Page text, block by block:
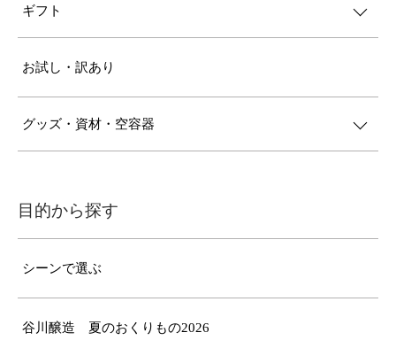
ギフト
お試し・訳あり
グッズ・資材・空容器
目的から探す
シーンで選ぶ
谷川醸造 夏のおくりもの2026